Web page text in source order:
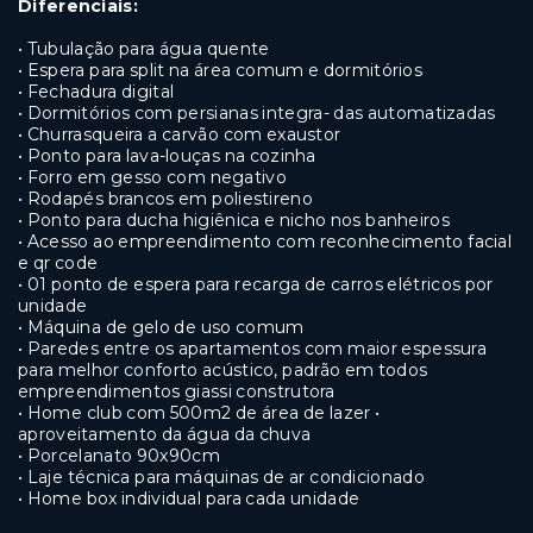
Diferenciais:
• Tubulação para água quente
• Espera para split na área comum e dormitórios
• Fechadura digital
• Dormitórios com persianas integra- das automatizadas
• Churrasqueira a carvão com exaustor
• Ponto para lava-louças na cozinha
• Forro em gesso com negativo
• Rodapés brancos em poliestireno
• Ponto para ducha higiênica e nicho nos banheiros
• Acesso ao empreendimento com reconhecimento facial
e qr code
• 01 ponto de espera para recarga de carros elétricos por
unidade
• Máquina de gelo de uso comum
• Paredes entre os apartamentos com maior espessura
para melhor conforto acústico, padrão em todos
empreendimentos giassi construtora
• Home club com 500m2 de área de lazer •
aproveitamento da água da chuva
• Porcelanato 90x90cm
• Laje técnica para máquinas de ar condicionado
• Home box individual para cada unidade